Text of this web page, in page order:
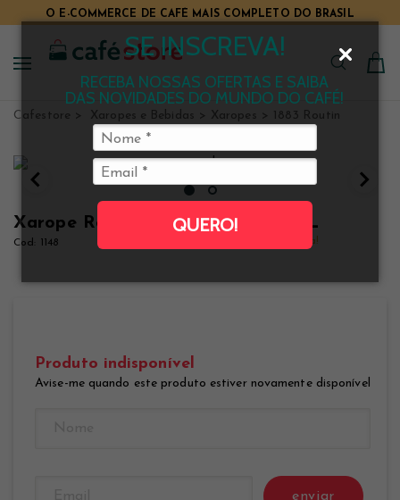
SE INSCREVA!
RECEBA NOSSAS OFERTAS E SAIBA
DAS NOVIDADES DO MUNDO DO CAFÉ!
QUERO!
O E-COMMERCE DE CAFÉ MAIS COMPLETO DO BRASIL
Cafestore Xaropes e Bebidas Xaropes 1883 Routin
Xarope Routin 1883 Mojito Mint 1 L
1148 Clique e veja!
Produto indisponível
Avise-me quando este produto estiver novamente disponível
enviar